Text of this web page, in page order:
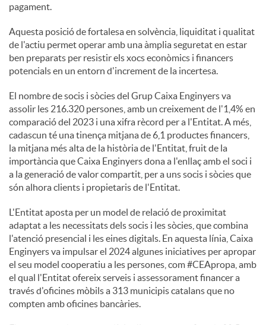
pagament.
Aquesta posició de fortalesa en solvència, liquiditat i qualitat
de l'actiu permet operar amb una àmplia seguretat en estar
ben preparats per resistir els xocs econòmics i financers
potencials en un entorn d'increment de la incertesa.
El nombre de socis i sòcies del Grup Caixa Enginyers va
assolir les 216.320 persones, amb un creixement de l'1,4% en
comparació del 2023 i una xifra rècord per a l'Entitat. A més,
cadascun té una tinença mitjana de 6,1 productes financers,
la mitjana més alta de la història de l'Entitat, fruit de la
importància que Caixa Enginyers dona a l'enllaç amb el soci i
a la generació de valor compartit, per a uns socis i sòcies que
són alhora clients i propietaris de l'Entitat.
L'Entitat aposta per un model de relació de proximitat
adaptat a les necessitats dels socis i les sòcies, que combina
l'atenció presencial i les eines digitals. En aquesta línia, Caixa
Enginyers va impulsar el 2024 algunes iniciatives per apropar
el seu model cooperatiu a les persones, com #CEApropa, amb
el qual l'Entitat ofereix serveis i assessorament financer a
través d'oficines mòbils a 313 municipis catalans que no
compten amb oficines bancàries.